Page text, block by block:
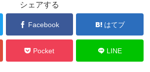
シェアする
Facebook はてブ
Pocket LINE